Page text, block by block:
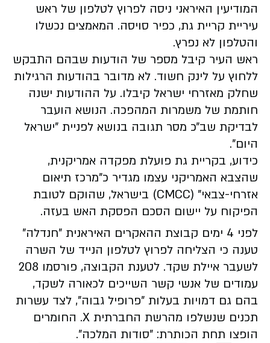
המודיעין האיראני ניסה לפרוץ לטלפון של ראש
עיריית קריית גת, כפיר סויסה. המאמצים נכשלו
והטלפון לא נפרץ.
ראש העיר קיבל מספר של הודעות שבהם התבקש
ללחוץ על לינק חשוד. לא מדובר בהודעות הרגילות
שחלק מאזרחי ישראל קיבלו. על ההודעות ישנה
חותמת של משמרות המהפכה. הנושא הועבר
לבדיקת שב״כ מסר תגובה בנושא לפניית "ישראל
היום".
כידוע, בקריית גת פועלת מפקדה אמריקנית,
שהצבא האמריקני עצמו מגדיר כ"מרכז תיאום
אזרחי-צבאי" (CMCC) בישראל, שהוקם לטובת
הפיקוח על יישום הסכם הפסקת האש בעזה.
לפני 4 ימים קבוצת ההאקרים האיראנית "חנדלה"
טענה כי הצליחה לפרוץ לטלפון הנייד של השרה
לשעבר איילת שקד. לטענת הקבוצה, פורסמו 208
עמודים של אנשי קשר השייכים לכאורה לשקד,
בהם גם דמויות בעלות "פרופיל גבוה", לצד עשרות
תכנים שנשלפו מהרשת החברתית X. החומרים
הופצו תחת הכותרת: "סודות המלכה".